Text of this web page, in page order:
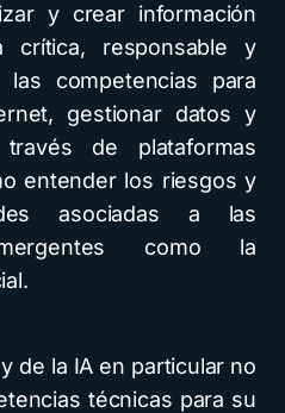
y crear información
crítica, responsable y
las competencias para
gestionar datos y
de plataformas
entender los riesgos y
asociadas a las
como la
de la IA en particular no
técnicas para su